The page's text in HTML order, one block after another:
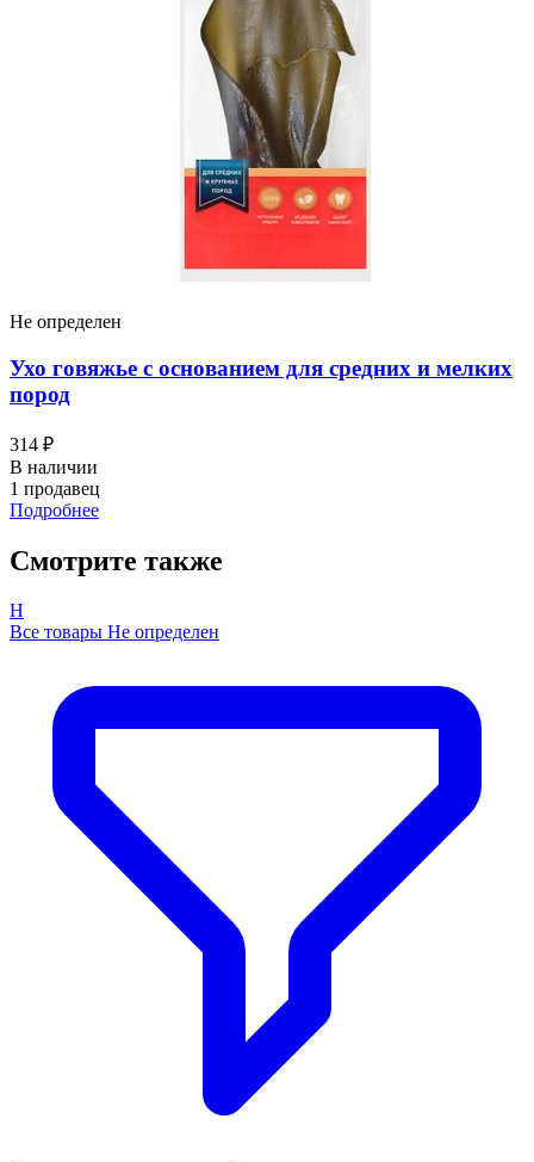
Не определен
Ухо говяжье с основанием для средних и мелких
пород
314 ₽
В наличии
1 продавец
Подробнее
Смотрите также
Н
Все товары Не определен